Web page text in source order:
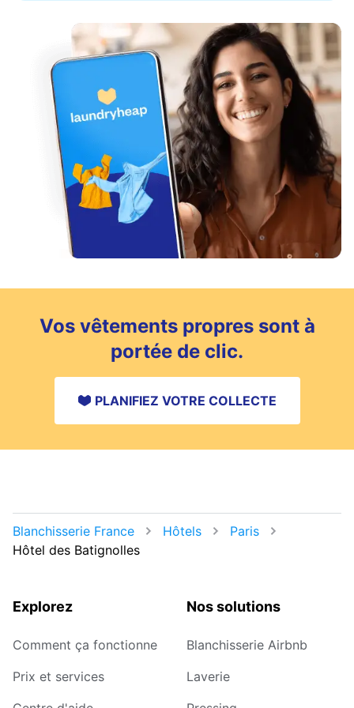
Vos vêtements propres sont à
portée de clic.
PLANIFIEZ VOTRE COLLECTE
Blanchisserie France Hôtels
Paris
Hôtel des Batignolles
Explorez
Comment ça fonctionne
Prix et services
Nos solutions
Blanchisserie Airbnb
Laverie